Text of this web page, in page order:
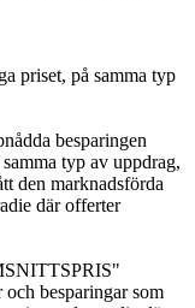
priset, på samma typ
besparingen
typ av uppdrag,
den marknadsförda
där offerter
och besparingar som